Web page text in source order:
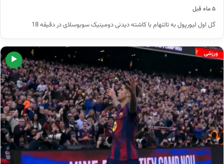
۵ ماه قبل
گل اول لیورپول به تاتنهام با کاشته دیدنی دومینیک سوبوسلای در دقیقه 18
▶
ورزشی